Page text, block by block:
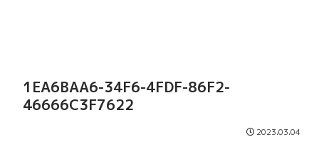
1EA6BAA6-34F6-4FDF-86F2-
46666C3F7622
2023.03.04